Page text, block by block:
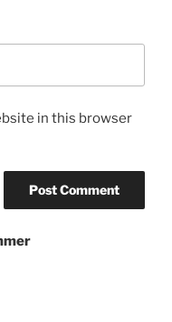
in this browser